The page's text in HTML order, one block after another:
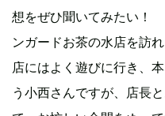
想をぜひ聞いてみたい！
ンガードお茶の水店を訪
店にはよく遊びに行き、
う小西さんですが、店長